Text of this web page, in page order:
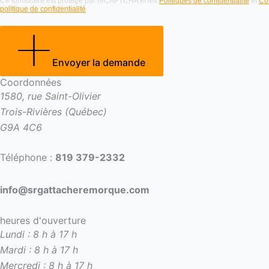
politique de confidentialité
Envoyer la demande
Coordonnées
1580, rue Saint-Olivier
Trois-Rivières (Québec)
G9A 4C6
Téléphone : 819 379-2332
info@srgattacheremorque.com
heures d'ouverture
Lundi : 8 h à 17 h
Mardi : 8 h à 17 h
Mercredi : 8 h à 17 h